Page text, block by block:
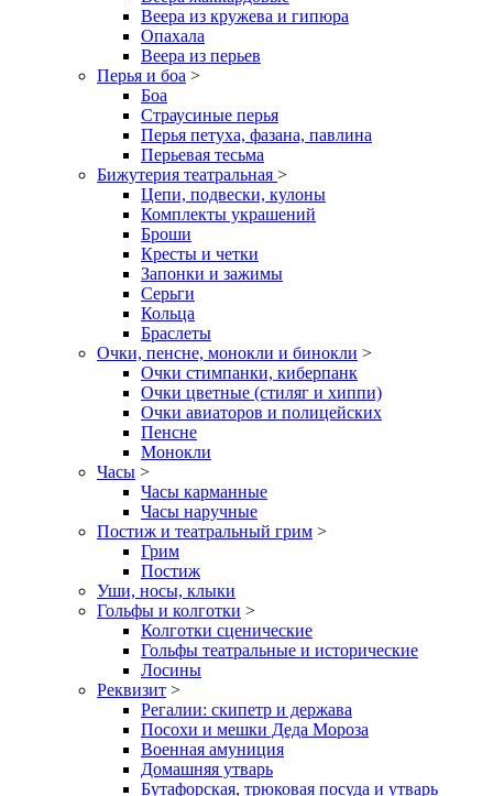
Веера из кружева и гипюра
Опахала
Веера из перьев
Перья и боа >
Боа
Страусиные перья
Перья петуха, фазана, павлина
Перьевая тесьма
Бижутерия театральная >
Цепи, подвески, кулоны
Комплекты украшений
Броши
Кресты и четки
Запонки и зажимы
Серьги
Кольца
Браслеты
Очки, пенсне, монокли и бинокли >
Очки стимпанки, киберпанк
Очки цветные (стиляг и хиппи)
Очки авиаторов и полицейских
Пенсне
Монокли
Часы >
Часы карманные
Часы наручные
Постиж и театральный грим >
Грим
Постиж
Уши, носы, клыки
Гольфы и колготки >
Колготки сценические
Гольфы театральные и исторические
Лосины
Реквизит >
Регалии: скипетр и держава
Посохи и мешки Деда Мороза
Военная амуниция
Домашняя утварь
Бутафорская, трюковая посуда и утварь